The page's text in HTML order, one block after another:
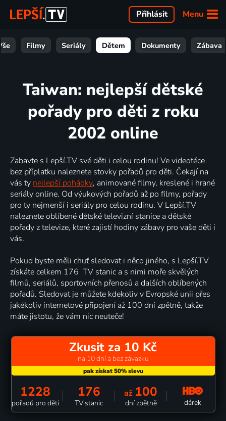
Menu
Přihlásit
Filmy Seriály Dětem Dokumenty Zábava
Taiwan: nejlepší dětské
pořady pro děti z roku
2002 online
Zabavte s Lepší.TV své děti i celou rodinu! Ve videotéce
bez příplatku naleznete stovky pořadů pro děti. Čekají na
vás ty nejlepší pohádky, animované filmy, kreslené i hrané
seriály online. Od výukových pořadů až po filmy, pořady
pro ty nejmenší i seriály pro celou rodinu. V Lepší.TV
naleznete oblíbené dětské televizní stanice a dětské
pořady z televize, které zajistí hodiny zábavy pro vaše děti i
vás.
Pokud byste měli chuť sledovat i něco jiného, s Lepší.TV
získáte celkem 176 TV stanic a s nimi moře skvělých
filmů, seriálů, sportovních přenosů a dalších oblíbených
pořadů. Sledovat je můžete kdekoliv v Evropské unii přes
jakékoliv internetové připojení až 100 dní zpětně, takže
máte jistotu, že vám nic neuteče!
Zkusit za 10 Kč
na 10 dní a bez závazku
1228
pořadů pro děti
176
TV stanic
až 100
dní zpětně dárek